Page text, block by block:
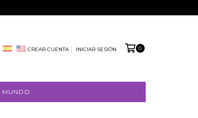
CREAR CUENTA INICIAR SESIÓN 0
MUNDO